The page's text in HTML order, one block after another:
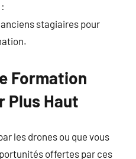
stagiaires pour
Formation
Plus Haut
les drones ou que vous
offertes par ces